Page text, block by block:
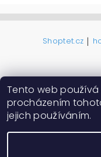
Shoptet.cz |
Tento web používá
procházením
jejich používáním.